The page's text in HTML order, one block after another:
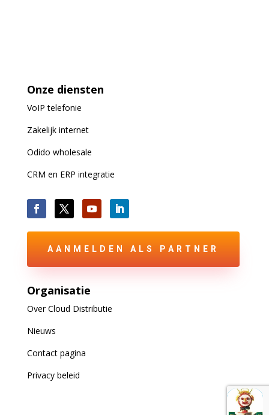
Onze diensten
VoIPtelefonie
Zakelijk internet
Odido wholesale
CRM en ERP integratie
AANMELDEN ALS PARTNER
Organisatie
Over Cloud Distributie
Nieuws
Contact pagina
Privacy beleid